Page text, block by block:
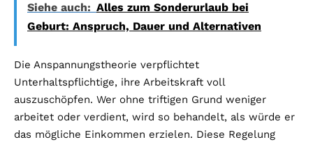
Siehe auch: Alles zum Sonderurlaub bei
Geburt: Anspruch, Dauer und Alternativen
Die Anspannungstheorie verpflichtet
Unterhaltspflichtige, ihre Arbeitskraft voll
auszuschöpfen. Wer ohne triftigen Grund weniger
arbeitet oder verdient, wird so behandelt, als würde er
das mögliche Einkommen erzielen. Diese Regelung